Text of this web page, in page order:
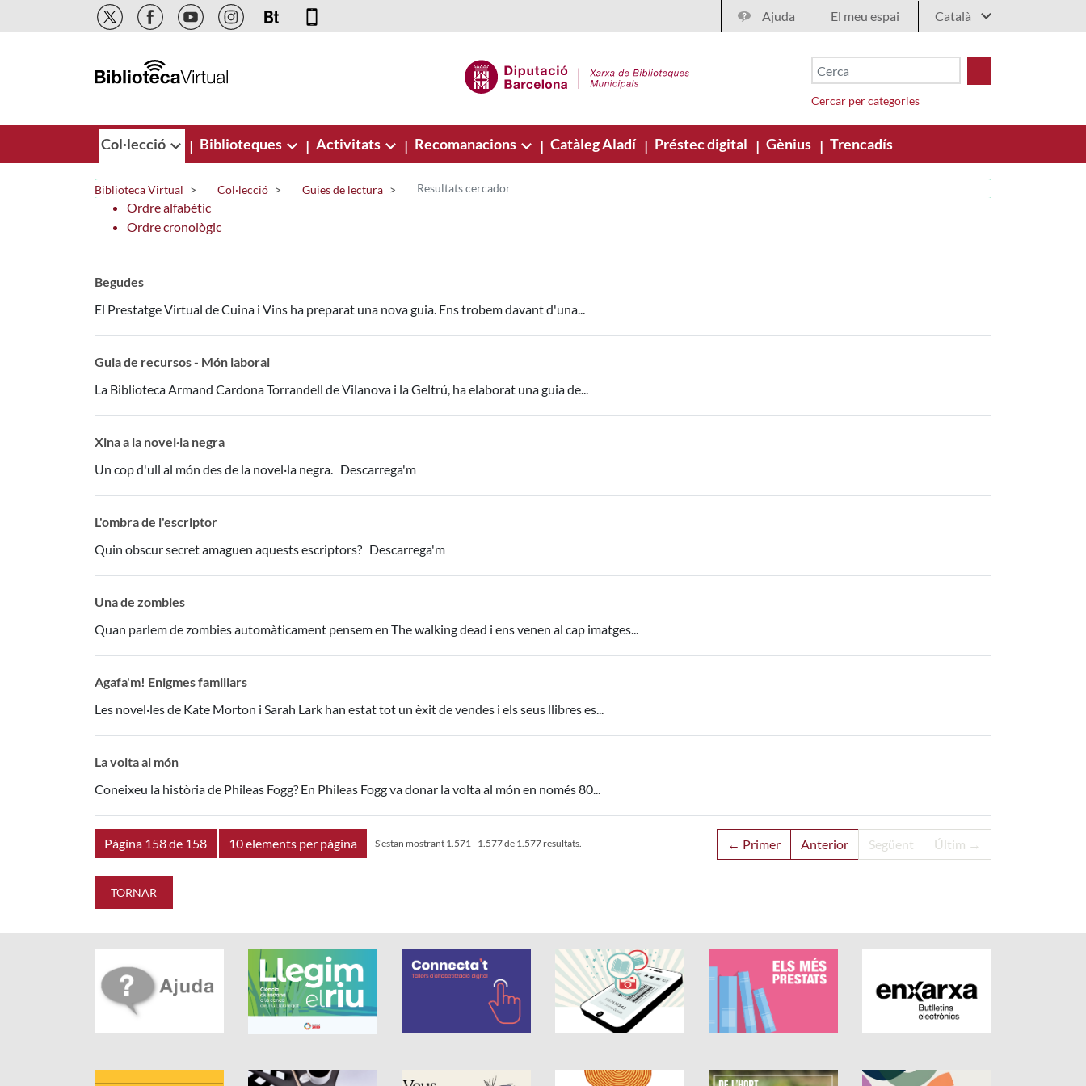
Salta al contingut principal Ajuda El meu espai
Cercar per categories
Col·lecció | Biblioteques | Activitats | Recomanacions | Catàleg Aladí | Préstec digital | Gènius | Trencadís
Biblioteca Virtual Col·lecció Guies de lectura Resultats cercador
Ordre alfabètic
Ordre cronològic
Begudes
El Prestatge Virtual de Cuina i Vins ha preparat una nova guia. Ens trobem davant d'una...
Guia de recursos - Món laboral
La Biblioteca Armand Cardona Torrandell de Vilanova i la Geltrú, ha elaborat una guia de...
Xina a la novel·la negra
Un cop d'ull al món des de la novel·la negra. Descarrega'm
L'ombra de l'escriptor
Quin obscur secret amaguen aquests escriptors? Descarrega'm
Una de zombies
Quan parlem de zombies automàticament pensem en The walking dead i ens venen al cap imatges...
Agafa'm! Enigmes familiars
Les novel·les de Kate Morton i Sarah Lark han estat tot un èxit de vendes i els seus llibres es...
La volta al món
Coneixeu la història de Phileas Fogg? En Phileas Fogg va donar la volta al món en només 80...
Pàgina 158 de 158 10 elements per pàgina S'estan mostrant 1.571 - 1.577 de 1.577 resultats. ← Primer Anterior Següent Últim →
TORNAR